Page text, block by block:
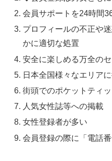
会員サポートを24時間
プロフィールの不正や
かに適切な処置
安全に楽しめる万全の
日本全国様々なエリア
街頭でのポケットティ
人気女性誌等への掲載
女性登録者が多い
会員登録の際に「電話